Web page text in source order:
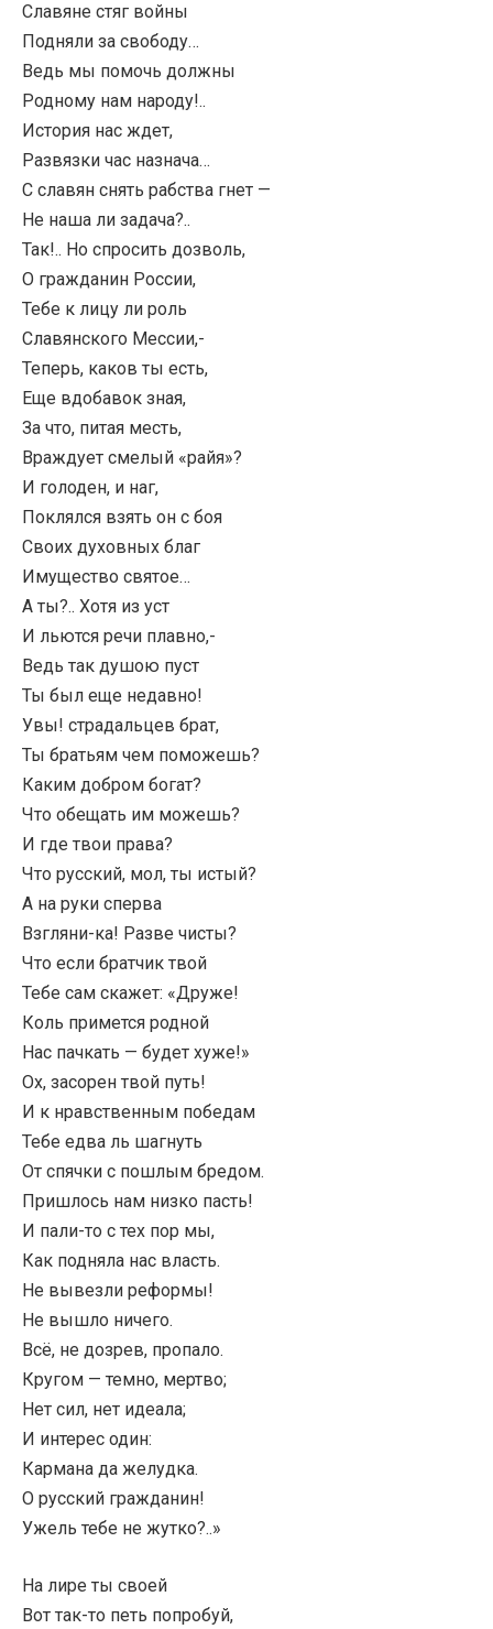
Славяне стяг войны
Подняли за свободу…
Ведь мы помочь должны
Родному нам народу!..
История нас ждет,
Развязки час назнача…
С славян снять рабства гнет —
Не наша ли задача?..
Так!.. Но спросить дозволь,
О гражданин России,
Тебе к лицу ли роль
Славянского Мессии,-
Теперь, каков ты есть,
Еще вдобавок зная,
За что, питая месть,
Враждует смелый «райя»?
И голоден, и наг,
Поклялся взять он с боя
Своих духовных благ
Имущество святое…
А ты?.. Хотя из уст
И льются речи плавно,-
Ведь так душою пуст
Ты был еще недавно!
Увы! страдальцев брат,
Ты братьям чем поможешь?
Каким добром богат?
Что обещать им можешь?
И где твои права?
Что русский, мол, ты истый?
А на руки сперва
Взгляни-ка! Разве чисты?
Что если братчик твой
Тебе сам скажет: «Друже!
Коль примется родной
Нас пачкать — будет хуже!»
Ох, засорен твой путь!
И к нравственным победам
Тебе едва ль шагнуть
От спячки с пошлым бредом.
Пришлось нам низко пасть!
И пали-то с тех пор мы,
Как подняла нас власть.
Не вывезли реформы!
Не вышло ничего.
Всё, не дозрев, пропало.
Кругом — темно, мертво;
Нет сил, нет идеала;
И интерес один:
Кармана да желудка.
О русский гражданин!
Ужель тебе не жутко?..»
На лире ты своей
Вот так-то петь попробуй,